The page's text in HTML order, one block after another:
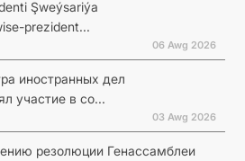
Şweýsariýa
prezident...
06 Awg 2026
иностранных дел
участие в со...
03 Awg 2026
резолюции Генассамблеи